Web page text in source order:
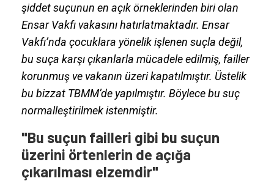
şiddet suçunun en açık örneklerinden biri olan
Ensar Vakfı vakasını hatırlatmaktadır. Ensar
Vakfı’nda çocuklara yönelik işlenen suçla değil,
bu suça karşı çıkanlarla mücadele edilmiş, failler
korunmuş ve vakanın üzeri kapatılmıştır. Üstelik
bu bizzat TBMM’de yapılmıştır. Böylece bu suç
normalleştirilmek istenmiştir.
"Bu suçun failleri gibi bu suçun
üzerini örtenlerin de açığa
çıkarılması elzemdir"